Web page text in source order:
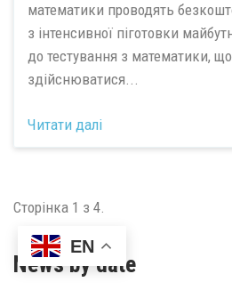
математики проводять
з інтенсивної піготовки
до тестування з математики,
здійснюватися...
Читати далі
Сторінка 1 з 4.
News by date
EN